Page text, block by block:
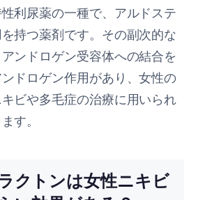
利尿薬の一種で、アルドステ
持つ薬剤です。その副次的な
ンドロゲン受容体への結合を
ドロゲン作用があり、女性の
ビや多毛症の治療に用いられ
す。
クトンは女性ニキビ